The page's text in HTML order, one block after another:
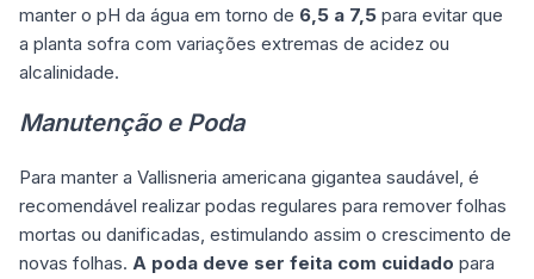
manter o pH da água em torno de 6,5 a 7,5 para evitar que
a planta sofra com variações extremas de acidez ou
alcalinidade.
Manutenção e Poda
Para manter a Vallisneria americana gigantea saudável, é
recomendável realizar podas regulares para remover folhas
mortas ou danificadas, estimulando assim o crescimento de
novas folhas. A poda deve ser feita com cuidado para